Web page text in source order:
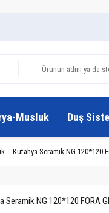
Musluk Duş
Kütahya Seramik NG 120*120